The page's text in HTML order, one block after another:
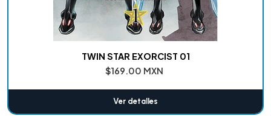
TWIN STAR EXORCIST 01
$169.00 MXN
Ver detalles